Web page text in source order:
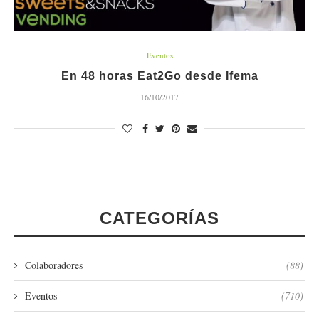
Eventos
En 48 horas Eat2Go desde Ifema
16/10/2017
CATEGORÍAS
Colaboradores (88)
Eventos (710)